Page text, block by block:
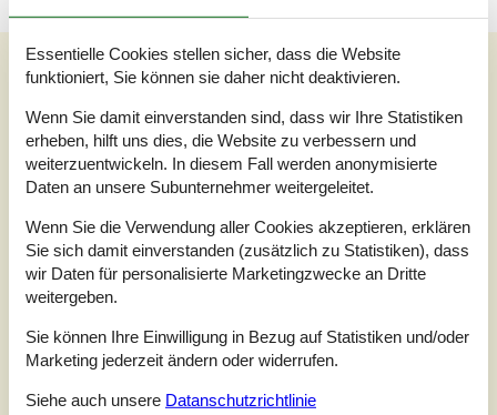
Unsere Gästebewertungen
3,0 Bezogen auf1Bewertung
Bewertung ist vom 14.08.2022
5
4
3
1
Kommentare
1 Bewertung hat einen Kommentar in einer anderen Sprache.
Essentielle Cookies stellen sicher, dass die Website
funktioniert, Sie können sie daher nicht deaktivieren.
Wenn Sie damit einverstanden sind, dass wir Ihre Statistiken
erheben, hilft uns dies, die Website zu verbessern und
weiterzuentwickeln. In diesem Fall werden anonymisierte
Daten an unsere Subunternehmer weitergeleitet.
Wenn Sie die Verwendung aller Cookies akzeptieren, erklären
Sie sich damit einverstanden (zusätzlich zu Statistiken), dass
wir Daten für personalisierte Marketingzwecke an Dritte
weitergeben.
Sie können Ihre Einwilligung in Bezug auf Statistiken und/oder
Marketing jederzeit ändern oder widerrufen.
Siehe auch unsere Datanschutzrichtlinie